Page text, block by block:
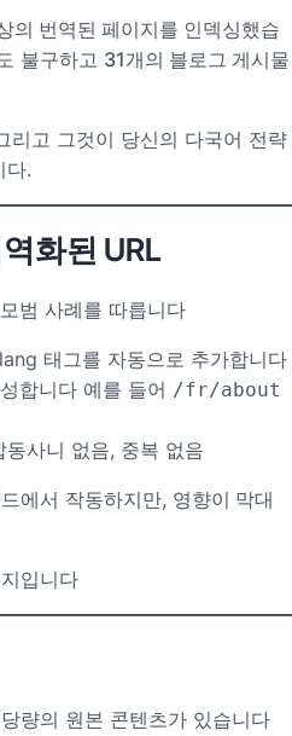
의 번역된 페이지를 인덱싱했습
불구하고 31개의 블로그 게시물
리고 그것이 당신의 다국어 전략
다.
화된 URL
범 사례를 따릅니다
태그를 자동으로 추가합니다
합니다 예를 들어 /fr/about
사니 없음, 중복 없음
에서 작동하지만, 영향이 막대
입니다
량의 원본 콘텐츠가 있습니다